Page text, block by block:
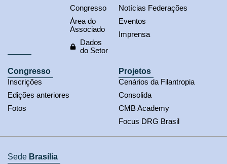
Congresso
Área do
Associado
Dados
do Setor
Notícias Federações
Eventos
Imprensa
Congresso
Inscrições
Edições anteriores
Fotos
Projetos
Cenários da Filantropia
Consolida
CMB Academy
Focus DRG Brasil
Sede Brasília